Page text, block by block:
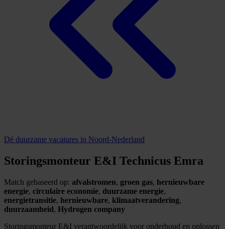
Dé duurzame vacatures in Noord-Nederland
Storingsmonteur E&I Technicus Emra
Match gebaseerd op: afvalstromen, groen gas, hernieuwbare
energie, circulaire economie, duurzame energie,
energietransitie, hernieuwbare, klimaatverandering,
duurzaamheid, Hydrogen company
Storingsmonteur E&I verantwoordelijk voor onderhoud en oplossen